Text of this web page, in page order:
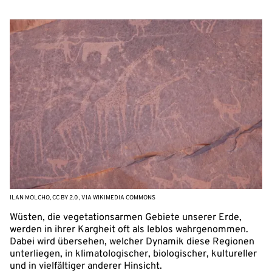
ILAN MOLCHO, CC BY 2.0 , VIA WIKIMEDIA COMMONS
Wüsten, die vegetationsarmen Gebiete unserer Erde,
werden in ihrer Kargheit oft als leblos wahrgenommen.
Dabei wird übersehen, welcher Dynamik diese Regionen
unterliegen, in klimatologischer, biologischer, kultureller
und in vielfältiger anderer Hinsicht.